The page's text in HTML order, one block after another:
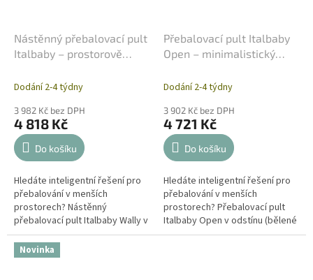
Nástěnný přebalovací pult
Italbaby – prostorově
Dodání 2-4 týdny
3 982 Kč bez DPH
4 818 Kč
Do košíku
Hledáte inteligentní řešení pro
přebalování v menších
prostorech? Nástěnný
přebalovací pult Italbaby Wally v
sobě spojuje italskou eleganci s
konceptem Salvaspazio
(prostorová...
Přebalovací pult Italbaby
Open – minimalistický
Dodání 2-4 týdny
3 902 Kč bez DPH
4 721 Kč
Do košíku
Hledáte inteligentní řešení pro
přebalování v menších
prostorech? Přebalovací pult
Italbaby Open v odstínu (bělené
dřevo) v sobě spojuje italskou
Novinka